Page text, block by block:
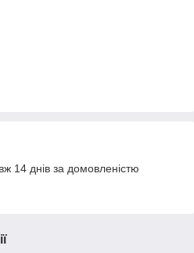
14 днів за домовленістю